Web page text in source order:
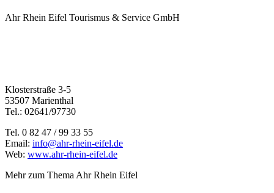
Ahr Rhein Eifel Tourismus & Service GmbH
Klosterstraße 3-5
53507 Marienthal
Tel.: 02641/97730
Tel. 0 82 47 / 99 33 55
Email: info@ahr-rhein-eifel.de
Web: www.ahr-rhein-eifel.de
Mehr zum Thema Ahr Rhein Eifel